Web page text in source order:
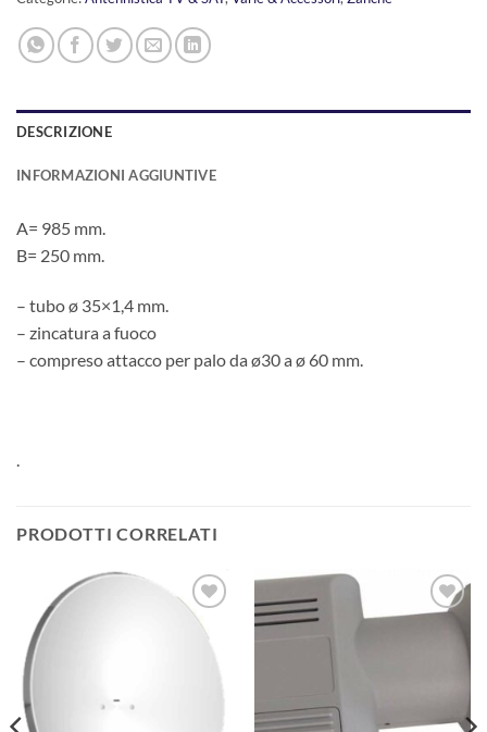
DESCRIZIONE
INFORMAZIONI AGGIUNTIVE
A= 985 mm.
B= 250 mm.
– tubo ø 35×1,4 mm.
– zincatura a fuoco
– compreso attacco per palo da ø30 a ø 60 mm.
.
PRODOTTI CORRELATI
AGGIUNGI